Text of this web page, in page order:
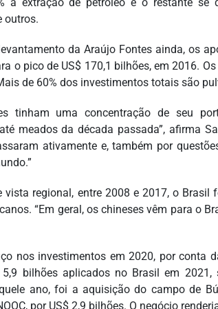
à extração de petróleo e o restante se
outros.
da Araújo Fontes ainda, os
o pico de US$ 170,1 bilhões, em 2016.
de 60% dos investimentos totais são
tinham uma concentração de seu
meados da década passada”, afirma
ativamente e, também por
vista regional, entre 2008 e 2017, o
“Em geral, os chineses vêm para o
nos investimentos em 2020, por conta
5,9 bilhões aplicados no Brasil em
ano, foi a aquisição do campo de
por US$ 2,9 bilhões. O negócio